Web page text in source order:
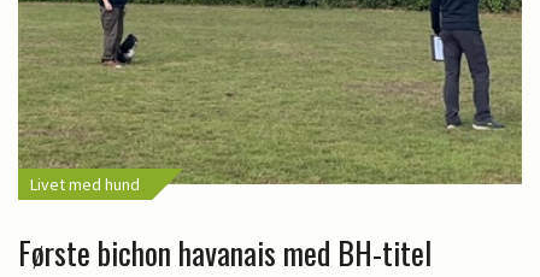
Livet med hund
Første bichon havanais med BH-titel